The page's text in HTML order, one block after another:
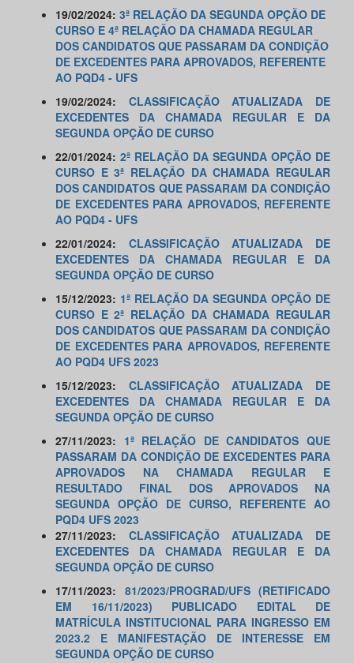
19/02/2024: 3ª RELAÇÃO DA SEGUNDA OPÇÃO DE
CURSO E 4ª RELAÇÃO DA CHAMADA REGULAR
DOS CANDIDATOS QUE PASSARAM DA CONDIÇÃO
DE EXCEDENTES PARA APROVADOS, REFERENTE
AO PQD4 - UFS
19/02/2024: CLASSIFICAÇÃO ATUALIZADA DE
EXCEDENTES DA CHAMADA REGULAR E DA
SEGUNDA OPÇÃO DE CURSO
22/01/2024: 2ª RELAÇÃO DA SEGUNDA OPÇÃO DE
CURSO E 3ª RELAÇÃO DA CHAMADA REGULAR
DOS CANDIDATOS QUE PASSARAM DA CONDIÇÃO
DE EXCEDENTES PARA APROVADOS, REFERENTE
AO PQD4 - UFS
22/01/2024: CLASSIFICAÇÃO ATUALIZADA DE
EXCEDENTES DA CHAMADA REGULAR E DA
SEGUNDA OPÇÃO DE CURSO
15/12/2023: 1ª RELAÇÃO DA SEGUNDA OPÇÃO DE
CURSO E 2ª RELAÇÃO DA CHAMADA REGULAR
DOS CANDIDATOS QUE PASSARAM DA CONDIÇÃO
DE EXCEDENTES PARA APROVADOS, REFERENTE
AO PQD4 UFS 2023
15/12/2023: CLASSIFICAÇÃO ATUALIZADA DE
EXCEDENTES DA CHAMADA REGULAR E DA
SEGUNDA OPÇÃO DE CURSO
27/11/2023: 1ª RELAÇÃO DE CANDIDATOS QUE
PASSARAM DA CONDIÇÃO DE EXCEDENTES PARA
APROVADOS NA CHAMADA REGULAR E
RESULTADO FINAL DOS APROVADOS NA
SEGUNDA OPÇÃO DE CURSO, REFERENTE AO
PQD4 UFS 2023
27/11/2023: CLASSIFICAÇÃO ATUALIZADA DE
EXCEDENTES DA CHAMADA REGULAR E DA
SEGUNDA OPÇÃO DE CURSO
17/11/2023: 81/2023/PROGRAD/UFS (RETIFICADO
EM 16/11/2023) PUBLICADO EDITAL DE
MATRÍCULA INSTITUCIONAL PARA INGRESSO EM
2023.2 E MANIFESTAÇÃO DE INTERESSE EM
SEGUNDA OPÇÃO DE CURSO